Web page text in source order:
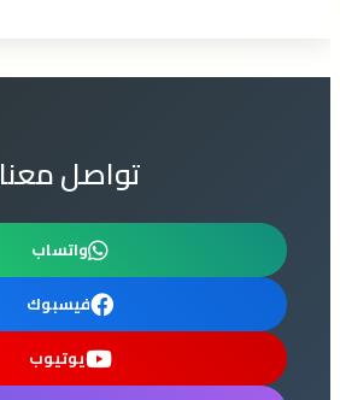
تواصل معنا
واتساب
فيسبوك
يوتيوب